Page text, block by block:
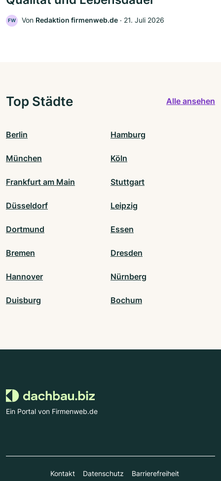
FW Von Redaktion firmenweb.de ‧ 21. Juli 2026
Top Städte Alle ansehen
Berlin Hamburg
München Köln
Frankfurt am Main Stuttgart
Düsseldorf Leipzig
Dortmund Essen
Bremen Dresden
Hannover Nürnberg
Duisburg Bochum
Ein Portal von Firmenweb.de
Kontakt Datenschutz Barrierefreiheit